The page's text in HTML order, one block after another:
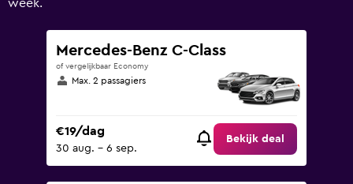
week.
Mercedes-Benz C-Class
of vergelijkbaar Economy
Max. 2 passagiers
€19/dag
30 aug. - 6 sep.
Bekijk deal